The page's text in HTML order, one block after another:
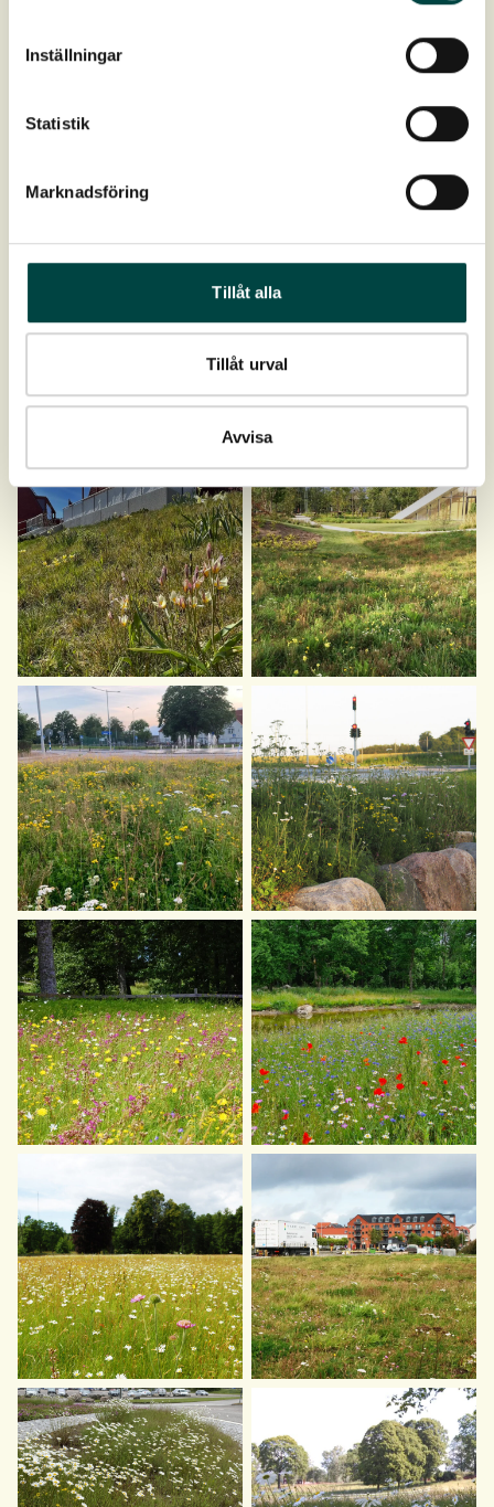
Inställningar
Statistik
Marknadsföring
Tillåt alla
Tillåt urval
Avvisa